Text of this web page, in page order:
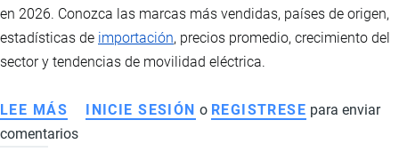
en 2026. Conozca las marcas más vendidas, países de origen,
estadísticas de importación, precios promedio, crecimiento del
sector y tendencias de movilidad eléctrica.
LEE MÁS SOBRE
AUTOS
INICIE SESIÓN o REGISTRESE para enviar
comentarios